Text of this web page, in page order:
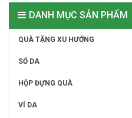
DANH MỤC SẢN PHẨM
QUÀ TẶNG XU HƯỚNG
SỔ DA
HỘP ĐỰNG QUÀ
VÍ DA